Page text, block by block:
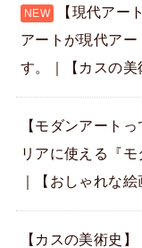
【現代アー
アートが現代ア
す。｜【カスの美
【モダンアート
リアに使える『モ
｜【おしゃれな絵
【カスの美術史